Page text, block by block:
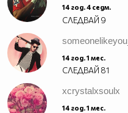
14 год. 4 седм.
СЛЕДВАЙ 9
someonelikeyou_
14 год. 1 мес.
СЛЕДВАЙ 81
xcrystalxsoulx
14 год. 1 мес.